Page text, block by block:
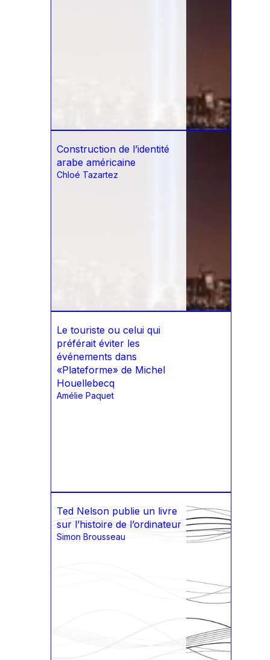
Construction de l’identité
arabe américaine
Chloé Tazartez
Le touriste ou celui qui
préférait éviter les
événements dans
«Plateforme» de Michel
Houellebecq
Amélie Paquet
Ted Nelson publie un livre
sur l’histoire de l’ordinateur
Simon Brousseau